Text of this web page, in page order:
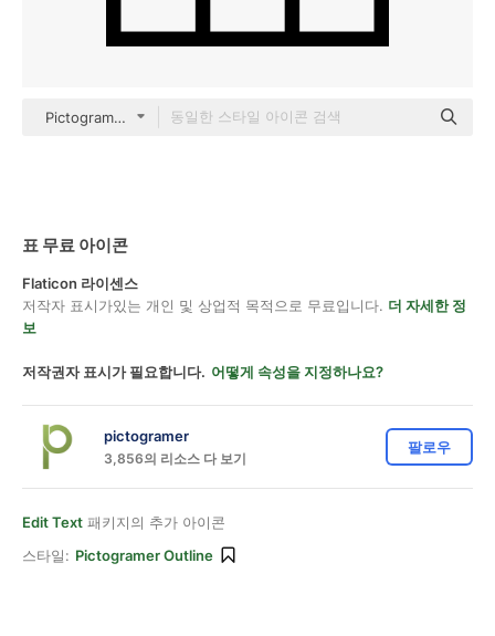
Pictogramer Outline
표 무료 아이콘
Flaticon 라이센스
저작자 표시가있는 개인 및 상업적 목적으로 무료입니다. 더 자세한 정
보
저작권자 표시가 필요합니다. 어떻게 속성을 지정하나요?
pictogramer
3,856의 리소스 다 보기
팔로우
Edit Text 패키지의 추가 아이콘
스타일: Pictogramer Outline